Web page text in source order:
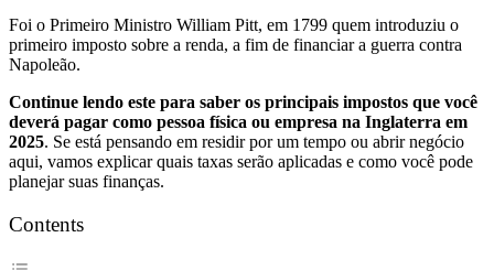
Foi o Primeiro Ministro William Pitt, em 1799 quem introduziu o
primeiro imposto sobre a renda, a fim de financiar a guerra contra
Napoleão.
Continue lendo este para saber os principais impostos que você
deverá pagar como pessoa física ou empresa na Inglaterra em
2025. Se está pensando em residir por um tempo ou abrir negócio
aqui, vamos explicar quais taxas serão aplicadas e como você pode
planejar suas finanças.
Contents